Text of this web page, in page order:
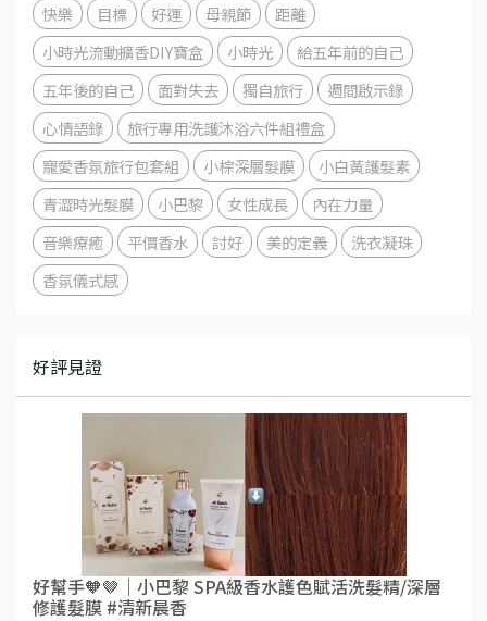
快樂
目標 好運 母親節
距離
小時光流動擴香DIY寶盒
小時光
給五年前的自己
五年後的自己
面對失去 獨自旅行
週間啟示錄
心情語錄
旅行專用洗護沐浴六件組禮盒
寵愛香氛旅行包套組
小棕深層髮膜
小白黃護髮素
青澀時光髮膜
小巴黎 女性成長
內在力量
音樂療癒
平價香水 討好 美的定義
洗衣凝珠
香氛儀式感
好評見證
好幫手🧡🤎｜小巴黎 SPA級香水護色賦活洗髮精/深層
修護髮膜 #清新晨香